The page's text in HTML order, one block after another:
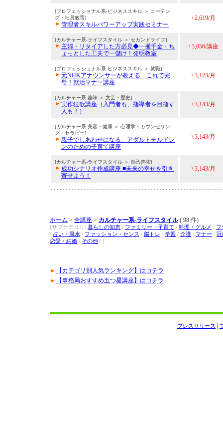
[プロフェッショナル系-ビジネススキル ＞ コーチン
グ・社員教育]
管理者スキルパワーアップ実践セミナー
\ 2,619/月
[カルチャー系-ライフスタイル ＞ セカンドライフ]
主婦・リタイアした方必見◆一攫千金・ち
ょっとした工夫で一儲け！発明教室
\ 3,056/講座
[プロフェッショナル系-ビジネススキル ＞ 就職]
元NHKアナウンサーが教える これで完
璧！就活マナー講座
\ 3,123/月
[カルチャー系-趣味 ＞ 文芸・歴史]
実作狂歌講座（入門者も、指導者を目指す
人も！）
\ 3,143/月
[カルチャー系-美容・健康 ＞ 心理学・カウンセリン
グ・セラピー]
親子でしあわせになる、アダルトチルドレ
ンのための子育て講座
\ 3,143/月
[カルチャー系-ライフスタイル ＞ 自己啓発]
成功シナリオ作成講座 ■未来の幸せを引き
寄せよう！
\ 3,143/月
ホーム > 全講座 > カルチャー系-ライフスタイル( 98 件)
[サブカテゴリ: 暮らしの知恵 / ファミリー・子育て / 料理・グルメ / フ
/ 占い・風水 / ファッション・センス / 脳トレ / 学習 / 介護 / マナー / 冠
恋愛・結婚 / その他 / ]
【カテゴリ別人気ランキング】はコチラ
【事務局おすすめ五つ星講座】はコチラ
プレスリリース